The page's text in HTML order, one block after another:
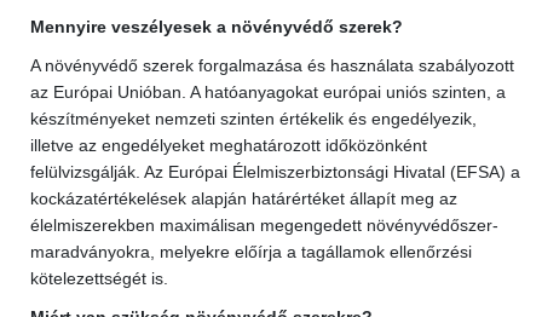
Mennyire veszélyesek a növényvédő szerek?
A növényvédő szerek forgalmazása és használata szabályozott
az Európai Unióban. A hatóanyagokat európai uniós szinten, a
készítményeket nemzeti szinten értékelik és engedélyezik,
illetve az engedélyeket meghatározott időközönként
felülvizsgálják. Az Európai Élelmiszerbiztonsági Hivatal (EFSA) a
kockázatértékelések alapján határértéket állapít meg az
élelmiszerekben maximálisan megengedett növényvédőszer-
maradványokra, melyekre előírja a tagállamok ellenőrzési
kötelezettségét is.